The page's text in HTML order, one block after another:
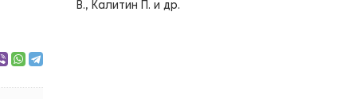
В., Калитин П. и др.